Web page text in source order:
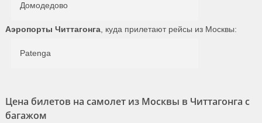
Домодедово
Аэропорты Читтагонга , куда прилетают рейсы из Москвы:
Patenga
Цена билетов на самолет из Москвы в Читтагонга с
багажом